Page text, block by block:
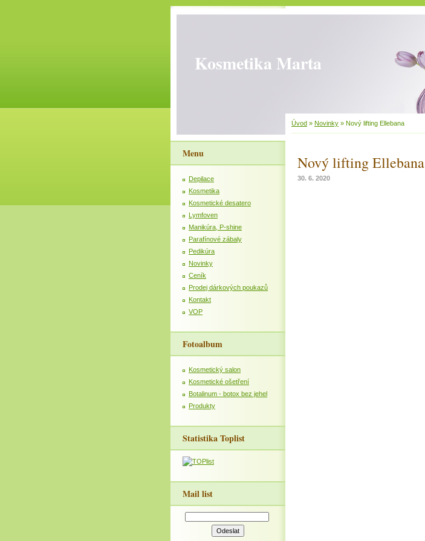
Kosmetika Marta
Úvod » Novinky » Nový lifting Ellebana
Nový lifting Ellebana
30. 6. 2020
Menu
Depilace
Kosmetika
Kosmetické desatero
Lymfoven
Manikúra, P-shine
Parafínové zábaly
Pedikúra
Novinky
Ceník
Prodej dárkových poukazů
Kontakt
VOP
Fotoalbum
Kosmetický salon
Kosmetické ošetření
Botalinum - botox bez jehel
Produkty
Statistika Toplist
Mail list